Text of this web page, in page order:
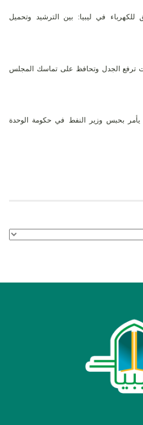
للكهرباء في ليبيا: بين الترشيد وتحميل
ترفع الجدل وتحافظ على تماسك المجلس
يأمر بحبس وزير النفط في حكومة الوحدة